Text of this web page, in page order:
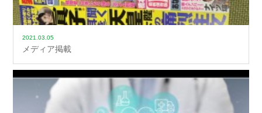
2021.03.05
メディア掲載